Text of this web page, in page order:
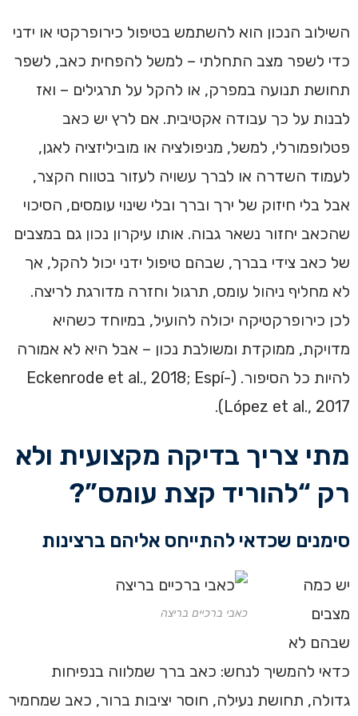
השילוב הנכון הוא להשתמש בטיפול כירופרקטי או ידני
כדי לשפר מצב התחלתי – למשל להפחית כאב, לשפר
תחושת תנועה במפרק, או להקל על תרגילים – ואז
לבנות על כך עבודה אקטיבית. אם לרץ יש כאב
פטלופמורלי, למשל, מניפולציה או מוביליזציה לאגן,
לעמוד השדרה או לברך עשויה לעזור בטווח הקצר,
אבל בלי חיזוק של ירך וברך ובלי שינוי עומסים, הסיכוי
שהכאב יחזור נשאר גבוה. אותו עיקרון נכון גם במצבים
של כאב צידי בברך, שבהם טיפול ידני יכול להקל, אך
לא מחליף ניהול עומס, תרגול וחזרה מדורגת לריצה.
לכן כירופרקטיקה יכולה להועיל, במיוחד כשהיא
מדויקת, ממוקדת ומשולבת נכון – אבל היא לא אמורה
להיות כל הסיפור. (Eckenrode et al., 2018; Espí-
López et al., 2017).
מתי צריך בדיקה מקצועית ולא
רק “להוריד קצת עומס”?
סימנים שכדאי להתייחס אליהם ברצינות
כאבי ברכיים בריצה
יש כמה
מצבים
שבהם לא
כדאי להמשיך לנחש: כאב ברך שמלווה בנפיחות
גדולה, תחושת נעילה, חוסר יציבות ברור, כאב שמחמיר